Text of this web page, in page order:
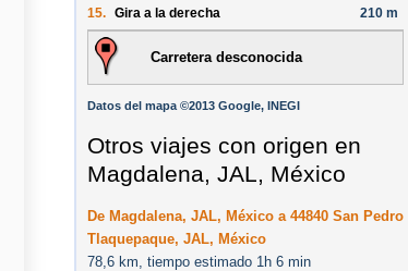
15. Gira a la derecha 210 m
Carretera desconocida
Datos del mapa ©2013 Google, INEGI
Otros viajes con origen en
Magdalena, JAL, México
De Magdalena, JAL, México a 44840 San Pedro
Tlaquepaque, JAL, México
78,6 km, tiempo estimado 1h 6 min